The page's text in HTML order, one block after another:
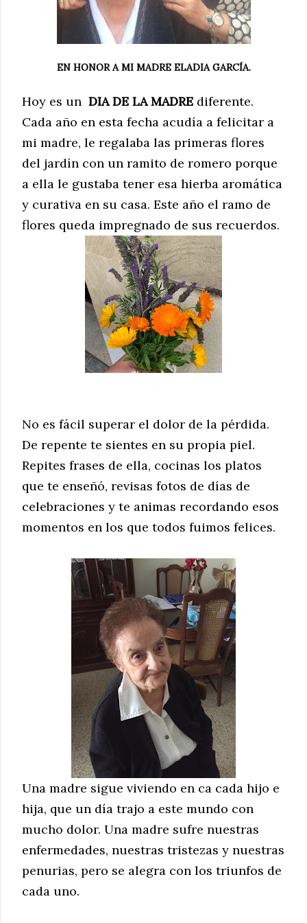
EN HONOR A MI MADRE ELADIA GARCÍA.
Hoy es un DIA DE LA MADRE diferente.
Cada año en esta fecha acudía a felicitar a
mi madre, le regalaba las primeras flores
del jardín con un ramito de romero porque
a ella le gustaba tener esa hierba aromática
y curativa en su casa. Este año el ramo de
flores queda impregnado de sus recuerdos.
No es fácil superar el dolor de la pérdida.
De repente te sientes en su propia piel.
Repites frases de ella, cocinas los platos
que te enseñó, revisas fotos de días de
celebraciones y te animas recordando esos
momentos en los que todos fuimos felices.
Una madre sigue viviendo en ca cada hijo e
hija, que un día trajo a este mundo con
mucho dolor. Una madre sufre nuestras
enfermedades, nuestras tristezas y nuestras
penurias, pero se alegra con los triunfos de
cada uno.